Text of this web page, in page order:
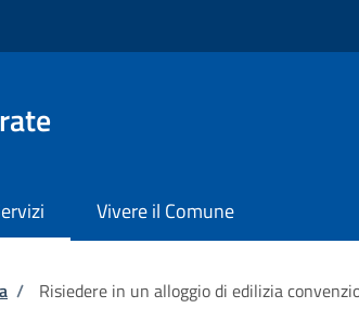
Vivere il Comune
/ Risiedere in un alloggio di edilizia